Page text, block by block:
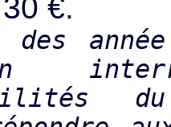
€.
des
du